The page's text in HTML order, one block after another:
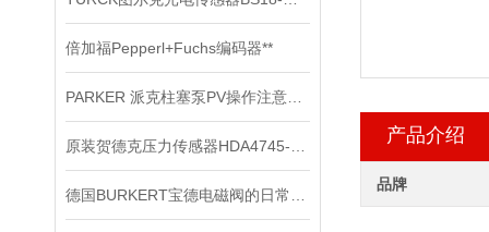
倍加福Pepperl+Fuchs编码器**
产品介绍
品牌